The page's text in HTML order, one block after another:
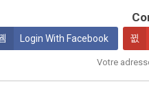
Login With Facebook
Votre